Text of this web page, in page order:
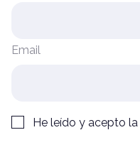
Email
He leído y acepto la